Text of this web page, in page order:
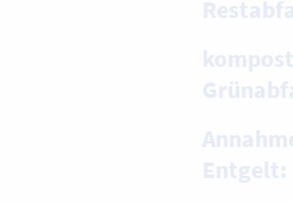
Entgelt: